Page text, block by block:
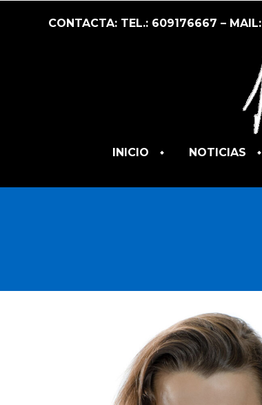
CONTACTA: TEL.: 609176667 – MAIL:
INICIO NOTICIAS